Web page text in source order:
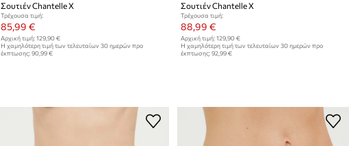
Σουτιέν Chantelle X
Τρέχουσα τιμή:
85,99 €
Αρχική τιμή: 129,90 €
Η χαμηλότερη τιμή των τελευταίων 30 ημερών προ
έκπτωσης: 90,99 €
Σουτιέν Chantelle X
Τρέχουσα τιμή:
88,99 €
Αρχική τιμή: 129,90 €
Η χαμηλότερη τιμή των τελευταίων 30 ημερών προ
έκπτωσης: 92,99 €